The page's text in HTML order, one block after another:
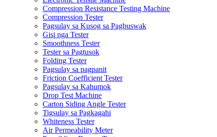
Compression Resistance Testing Machine
Compression Tester
Pagsulay sa Kusog sa Pagbuswak
Gisi nga Tester
Smoothness Tester
Tester sa Pagtusok
Folding Tester
Pagsulay sa pagpanit
Friction Coefficient Tester
Pagsulay sa Kahumok
Drop Test Machine
Carton Siding Angle Tester
Tigsulay sa Pagkagahi
Whiteness Tester
Air Permeability Meter